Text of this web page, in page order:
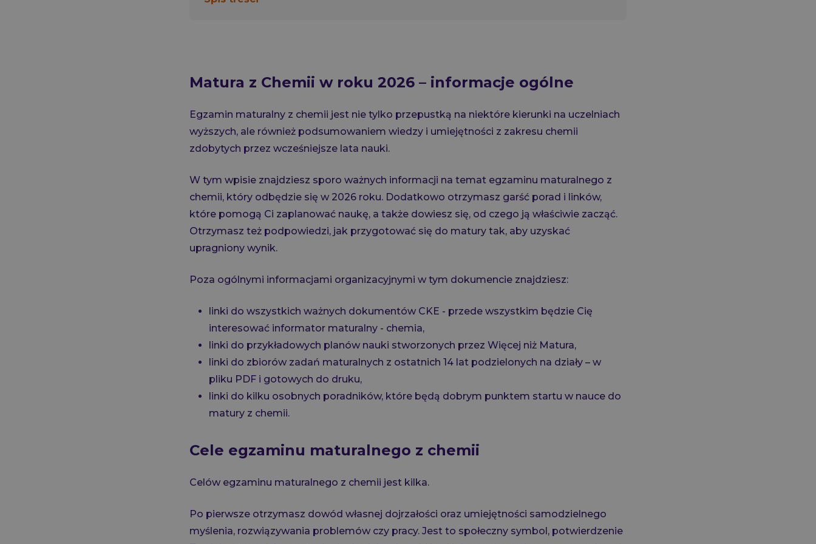
Matura z Chemii w roku 2026 – informacje ogólne
Egzamin maturalny z chemii jest nie tylko przepustką na niektóre kierunki na uczelniach
wyższych, ale również podsumowaniem wiedzy i umiejętności z zakresu chemii
zdobytych przez wcześniejsze lata nauki.
W tym wpisie znajdziesz sporo ważnych informacji na temat egzaminu maturalnego z
chemii, który odbędzie się w 2026 roku. Dodatkowo otrzymasz garść porad i linków,
które pomogą Ci zaplanować naukę, a także dowiesz się, od czego ją właściwie zacząć.
Otrzymasz też podpowiedzi, jak przygotować się do matury tak, aby uzyskać
upragniony wynik.
Poza ogólnymi informacjami organizacyjnymi w tym dokumencie znajdziesz:
linki do wszystkich ważnych dokumentów CKE - przede wszystkim będzie Cię
interesować informator maturalny - chemia,
linki do przykładowych planów nauki stworzonych przez Więcej niż Matura,
linki do zbiorów zadań maturalnych z ostatnich 14 lat podzielonych na działy – w
pliku PDF i gotowych do druku,
linki do kilku osobnych poradników, które będą dobrym punktem startu w nauce do
matury z chemii.
Cele egzaminu maturalnego z chemii
Celów egzaminu maturalnego z chemii jest kilka.
Po pierwsze otrzymasz dowód własnej dojrzałości oraz umiejętności samodzielnego
myślenia, rozwiązywania problemów czy pracy. Jest to społeczny symbol, potwierdzenie